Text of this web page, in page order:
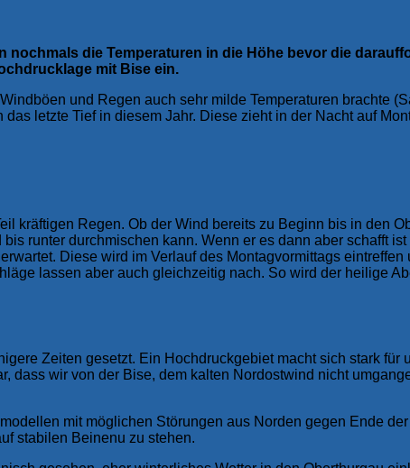
nochmals die Temperaturen in die Höhe bevor die
mit Bise ein.
und Regen auch sehr milde Temperaturen brachte
letzte Tief in diesem Jahr. Diese zieht in der Nacht auf
kräftigen Regen. Ob der Wind bereits zu Beginn bis in den
runter durchmischen kann. Wenn er es dann aber schafft
Diese wird im Verlauf des Montagvormittags
lassen aber auch gleichzeitig nach. So wird der heilige
Zeiten gesetzt. Ein Hochdruckgebiet macht sich stark
dass wir von der Bise, dem kalten Nordostwind nicht
mit möglichen Störungen aus Norden gegen Ende
stabilen Beinenu zu stehen.